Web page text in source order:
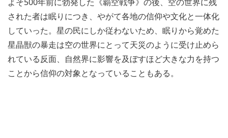
された者は眠りにつき、やがて各地の信仰や文化と一体化
していった。星の民にしか従わないため、眠りから覚めた
星晶獣の暴走は空の世界にとって天災のように受け止めら
れている反面、自然界に影響を及ぼすほど大きな力を持つ
ことから信仰の対象となっていることもある。